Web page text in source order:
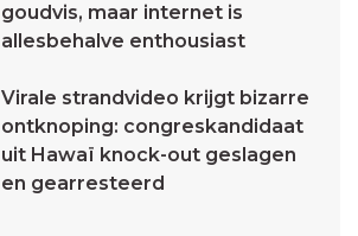
goudvis, maar internet is
allesbehalve enthousiast
Virale strandvideo krijgt bizarre
ontknoping: congreskandidaat
uit Hawaï knock-out geslagen
en gearresteerd